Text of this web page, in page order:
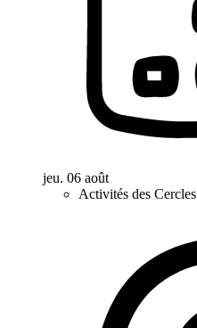
jeu. 06 août
Activités des Cercles